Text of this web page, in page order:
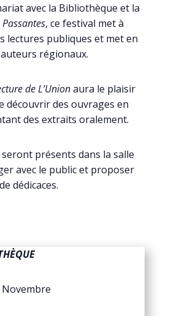
avec la Bibliothèque et la
Passantes, ce festival met à
lectures publiques et met en
régionaux.
de L’Unionaura le plaisir
découvrir des ouvrages en
des extraits oralement.
présents dans la salle
avec le public et proposer
dédicaces.